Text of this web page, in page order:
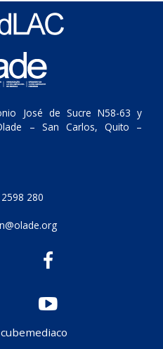
José de Sucre N58-63 y
– San Carlos, Quito –
280